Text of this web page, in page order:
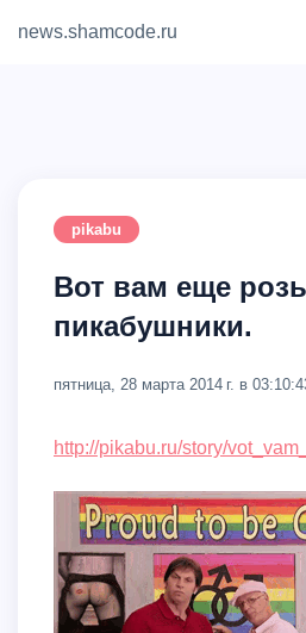
news.shamcode.ru
pikabu
Вот вам еще
пикабушники.
пятница, 28 марта 2014 г. в
http://pikabu.ru/story/